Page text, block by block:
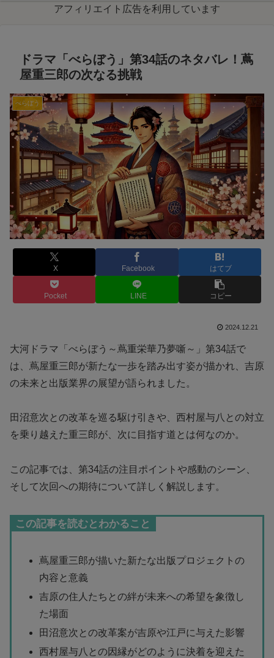
アフィリエイト広告を利用しています
ドラマ「べらぼう」第34話のネタバレ！蔦
屋重三郎の次なる挑戦
べらぼう
X Facebook はてブ
Pocket LINE コピー
2024.12.21
大河ドラマ「べらぼう～蔦重栄華乃夢噺～」第34話で
は、蔦屋重三郎が新たな一歩を踏み出す姿が描かれ、吉原
の未来と出版業界の展望が語られました。
田沼意次との改革を巡る駆け引きや、西村屋与八との対立
を乗り越えた重三郎が、次に目指す道とは何なのか。
この記事では、第34話の注目ポイントや感動のシーン、
そして次回への期待について詳しく解説します。
この記事を読むとわかること
蔦屋重三郎が描いた新たな出版プロジェクトの
内容と意義
吉原の住人たちとの絆が未来への希望を象徴し
た場面
田沼意次との改革案が吉原や江戸に与えた影響
西村屋与八との因縁がどのように決着を迎えた